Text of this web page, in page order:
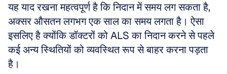
यह याद रखना महत्वपूर्ण है कि निदान में समय लग सकता है,
अक्सर औसतन लगभग एक साल का समय लगता है। ऐसा
इसलिए है क्योंकि डॉक्टरों को ALS का निदान करने से पहले
कई अन्य स्थितियों को व्यवस्थित रूप से बाहर करना पड़ता
है।